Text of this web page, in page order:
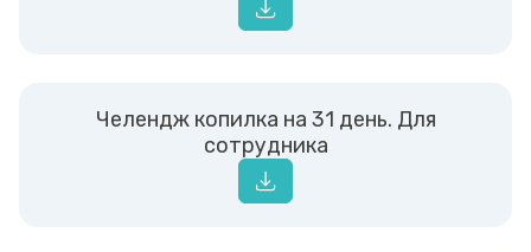
Челендж копилка на 31 день. Для
сотрудника